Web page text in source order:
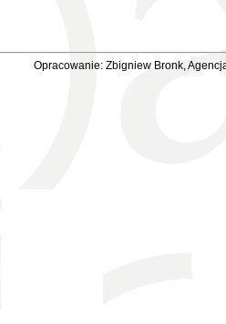
Opracowanie: Zbigniew Bronk,